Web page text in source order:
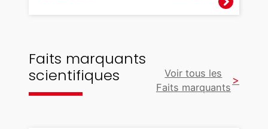
Faits marquants
scientifiques
Voir tous les
Faits marquants